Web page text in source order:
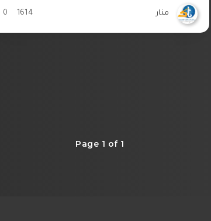
منار 0 1614
Page 1 of 1